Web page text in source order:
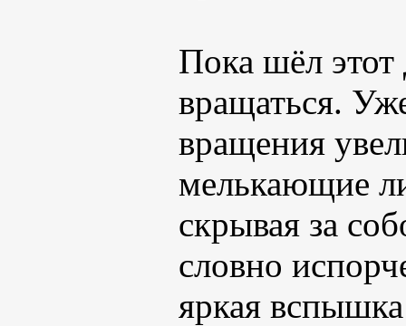
Пока шёл этот
вращаться.
вращения
мелькающие
скрывая за
словно
яркая